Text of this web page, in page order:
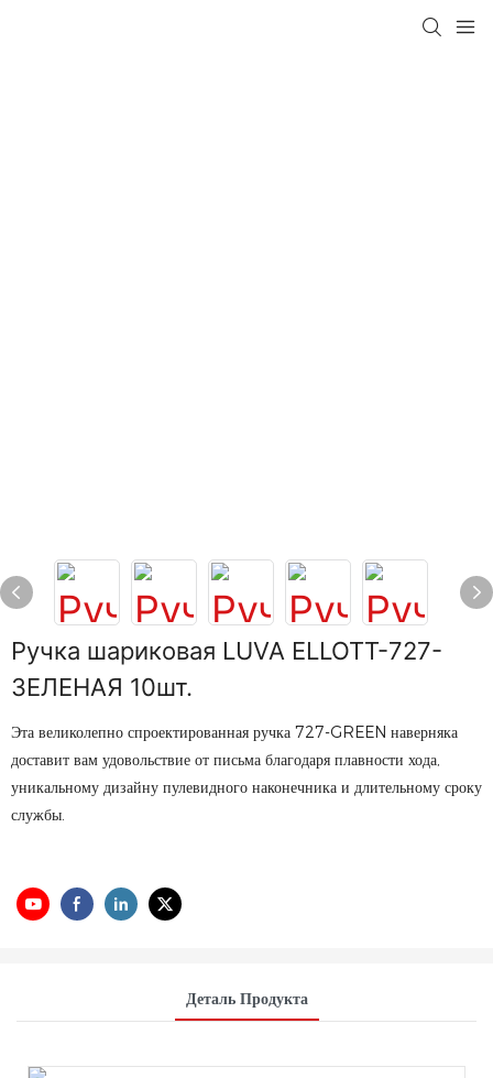
Ручка шариковая LUVA ELLOTT-727-
ЗЕЛЕНАЯ 10шт.
Эта великолепно спроектированная ручка 727-GREEN наверняка
доставит вам удовольствие от письма благодаря плавности хода,
уникальному дизайну пулевидного наконечника и длительному сроку
службы.
Деталь Продукта